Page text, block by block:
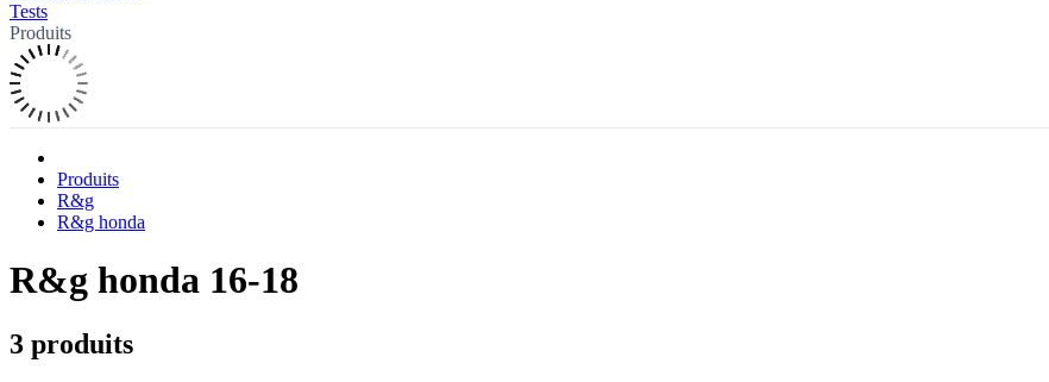
Tests
Produits
Produits
R&g
R&g honda
R&g honda 16-18
3 produits